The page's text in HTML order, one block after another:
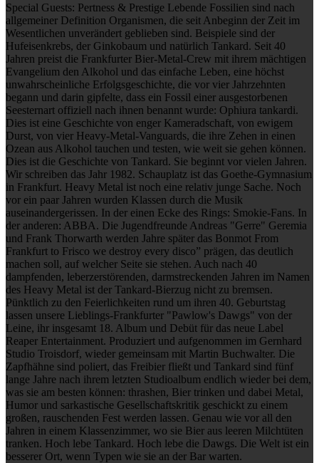
Special Guests: Pertness & Prestige Lebende Fossilien sind nach
allgemeiner Definition Organismen, die seit Anbeginn der Zeit im
Wesentlichen unverändert geblieben sind. Beispiele sind der
Hufeisenkrebs, der Ginkobaum und natürlich Tankard. Seit 40
Jahren preist die Frankfurter Bier-Metal-Crew mit ihrem mächtigen
Evangelium den Alkohol und das einfache Leben, eine höchst
unwahrscheinliche Erfolgsgeschichte, die vor vier Jahrzehnten
begann und darin gipfelte, dass ein Fossil einer ausgestorbenen
Seesternart offiziell nach ihnen benannt wurde: Ophiura tankardi.
Dies ist eine Geschichte von enger Kameradschaft, von ewigem
Durst, von vier Heavy-Metal-Vanguards, die ihre Zehen in einen
Ozean aus Alkohol tauchen und testen, wie weit sie gehen können.
Dies ist die Geschichte von Tankard. Sie beginnt vor vielen Jahren.
Wir schreiben das Jahr 1982. Schauplatz ist das Goethe-Gymnasium
in Frankfurt. Heavy Metal ist noch eine relativ junge Sache. Noch
vor ein paar Jahren wurden Klassen durch die Musik
auseinandergerissen. In der einen Ecke des Rings: Smokie-Fans. In
der anderen: ABBA. Die Jugendfreunde Andreas "Gerre" Geremia
und Frank Thorwarth werden Jahre später das Bonmot From
Frankfurt to Frisco we destroy every disco” prägen, das deutlich
machen soll, auf welcher Seite sie stehen. Auch nach 40
dampfenden, leberzerstörenden, darmstreckenden Jahren im Namen
des Heavy Metal ist der Tankard-Bierzug nicht zu bremsen.
Pünktlich zu den Feierlichkeiten rund um ihren 40. Geburtstag
lassen unsere Lieblings-Frankfurter "Pawlow's Dawgs" von der
Leine, ihr insgesamt 18. Album und Debüt für das neue Label
Reaper Entertainment. Produziert und aufgenommen im Gernhard
Studio Troisdorf, wieder gemeinsam mit Martin Buchwalter. Die
Zapfhähne sind poliert, das Freibier fließt und Tankard sind fünf
lange Jahre nach ihrem letzten Studioalbum endlich wieder bei dem,
was sie am besten können: thrashen, Bier trinken und dabei Metal,
Humor und sarkastische Gesellschaftskritik geschickt zu einem
großen, rauschenden Fest werden lassen. Genau wie vor all den
Jahren in einem Klassenzimmer, wo sie Bier aus leeren Milchtüten
tranken. Hoch lebe Tankard. Hoch lebe die Dawgs. Die Welt ist ein
besserer Ort, wenn Typen wie sie an der Bar warten.